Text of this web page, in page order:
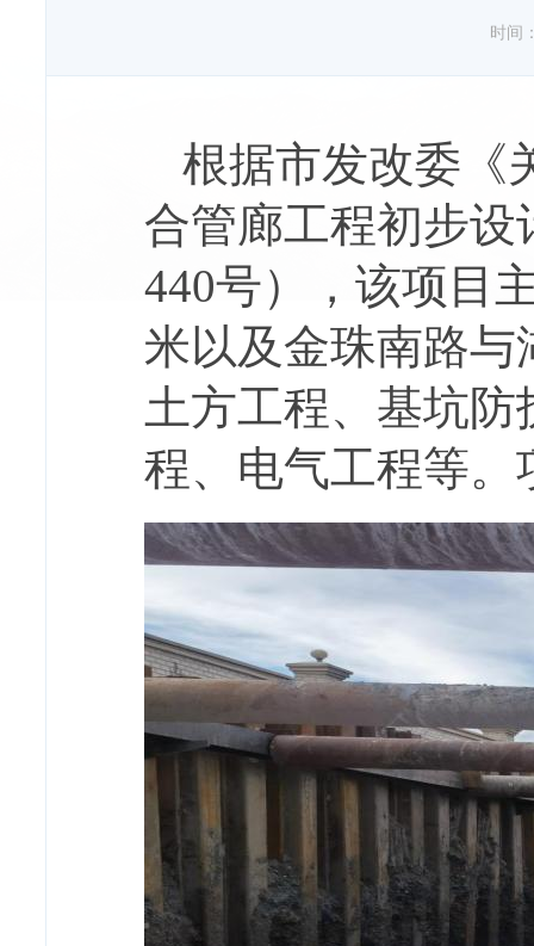
时间
根据市发改委《
合管廊工程初步设
440号），该项目
米以及金珠南路与
土方工程、基坑
程、电气工程等。